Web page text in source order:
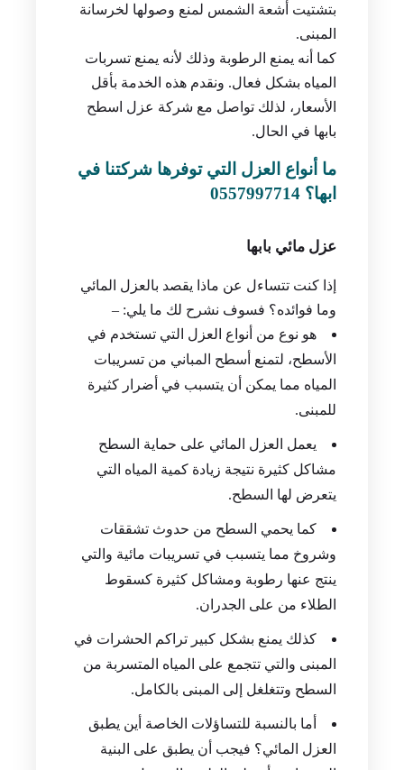
بتشتيت أشعة الشمس لمنع وصولها لخرسانة
المبنى.
كما أنه يمنع الرطوبة وذلك لأنه يمنع تسربات
المياه بشكل فعال. ونقدم هذه الخدمة بأقل
الأسعار، لذلك تواصل مع شركة عزل اسطح
بابها في الحال.
ما أنواع العزل التي توفرها شركتنا في
ابها؟ 0557997714
عزل مائي بابها
إذا كنت تتساءل عن ماذا يقصد بالعزل المائي
وما فوائده؟ فسوف نشرح لك ما يلي: –
هو نوع من أنواع العزل التي تستخدم في
الأسطح، لتمنع أسطح المباني من تسريبات
المياه مما يمكن أن يتسبب في أضرار كثيرة
للمبنى.
يعمل العزل المائي على حماية السطح
مشاكل كثيرة نتيجة زيادة كمية المياه التي
يتعرض لها السطح.
كما يحمي السطح من حدوث تشققات
وشروخ مما يتسبب في تسريبات مائية والتي
ينتج عنها رطوبة ومشاكل كثيرة كسقوط
الطلاء من على الجدران.
كذلك يمنع بشكل كبير تراكم الحشرات في
المبنى والتي تتجمع على المياه المتسربة من
السطح وتتغلغل إلى المبنى بالكامل.
أما بالنسبة للتساؤلات الخاصة أين يطبق
العزل المائي؟ فيجب أن يطبق على البنية